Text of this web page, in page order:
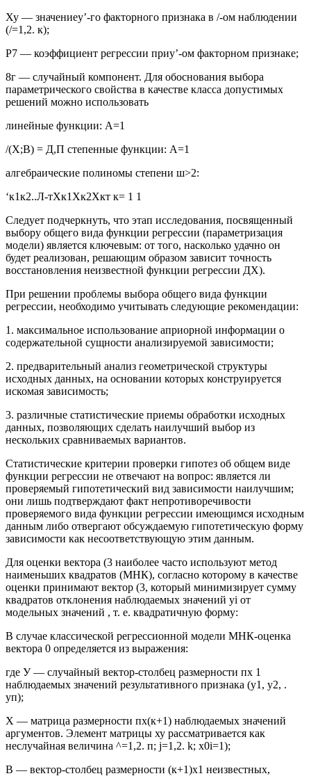
Ху — значениеу’-го факторного признака в /-ом наблюдении
(/=1,2. к);
Р7 — коэффициент регрессии приу’-ом факторном признаке;
8г — случайный компонент. Для обоснования выбора
параметрического свойства в качестве класса допустимых
решений можно использовать
линейные функции: А=1
/(Х;В) = Д,П степенные функции: А=1
алгебраические полиномы степени ш>2:
‘к1к2..Л-тХк1Хк2Хкт к= 1 1
Следует подчеркнуть, что этап исследования, посвященный
выбору общего вида функции регрессии (параметризация
модели) является ключевым: от того, насколько удачно он
будет реализован, решающим образом зависит точность
восстановления неизвестной функции регрессии ДХ).
При решении проблемы выбора общего вида функции
регрессии, необходимо учитывать следующие рекомендации:
1. максимальное использование априорной информации о
содержательной сущности анализируемой зависимости;
2. предварительный анализ геометрической структуры
исходных данных, на основании которых конструируется
искомая зависимость;
3. различные статистические приемы обработки исходных
данных, позволяющих сделать наилучший выбор из
нескольких сравниваемых вариантов.
Статистические критерии проверки гипотез об общем виде
функции регрессии не отвечают на вопрос: является ли
проверяемый гипотетический вид зависимости наилучшим;
они лишь подтверждают факт непротиворечивости
проверяемого вида функции регрессии имеющимся исходным
данным либо отвергают обсуждаемую гипотетическую форму
зависимости как несоответствующую этим данным.
Для оценки вектора (3 наиболее часто используют метод
наименьших квадратов (МНК), согласно которому в качестве
оценки принимают вектор (3, который минимизирует сумму
квадратов отклонения наблюдаемых значений yi от
модельных значений , т. е. квадратичную форму:
В случае классической регрессионной модели МНК-оценка
вектора 0 определяется из выражения:
где У — случайный вектор-столбец размерности пх 1
наблюдаемых значений результативного признака (у1, у2, .
уп);
X — матрица размерности пх(к+1) наблюдаемых значений
аргументов. Элемент матрицы ху рассматривается как
неслучайная величина ^=1,2. п; j=1,2. k; x0i=1);
В — вектор-столбец размерности (к+1)х1 неизвестных,